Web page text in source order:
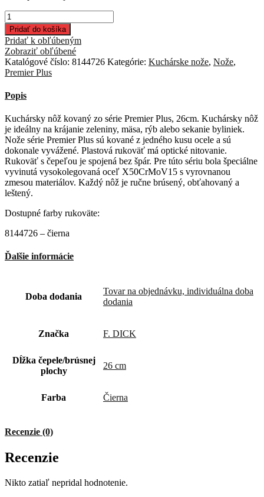
množstvo
Kuchársky
nôž
kovaný
Premier
Plus-
26cm
Pridať do košíka
Pridať k obľúbeným
Zobraziť obľúbené
Katalógové číslo: 8144726 Kategórie: Kuchárske nože, Nože,
Premier Plus
Popis
Kuchársky nôž kovaný zo série Premier Plus, 26cm. Kuchársky nôž
je ideálny na krájanie zeleniny, mäsa, rýb alebo sekanie byliniek.
Nože série Premier Plus sú kované z jedného kusu ocele a sú
dokonale vyvážené. Plastová rukoväť má optické nitovanie.
Rukoväť s čepeľou je spojená bez špár. Pre túto sériu bola špeciálne
vyvinutá vysokolegovaná oceľ X50CrMoV15 s vyrovnanou
zmesou materiálov. Každý nôž je ručne brúsený, obťahovaný a
leštený.
Dostupné farby rukoväte:
8144726 – čierna
Ďalšie informácie
Doba dodania
Tovar na objednávku, individuálna doba
dodania
Značka F. DICK
Dĺžka čepele/brúsnej
plochy
26 cm
Farba Čierna
Recenzie (0)
Recenzie
Nikto zatiaľ nepridal hodnotenie.